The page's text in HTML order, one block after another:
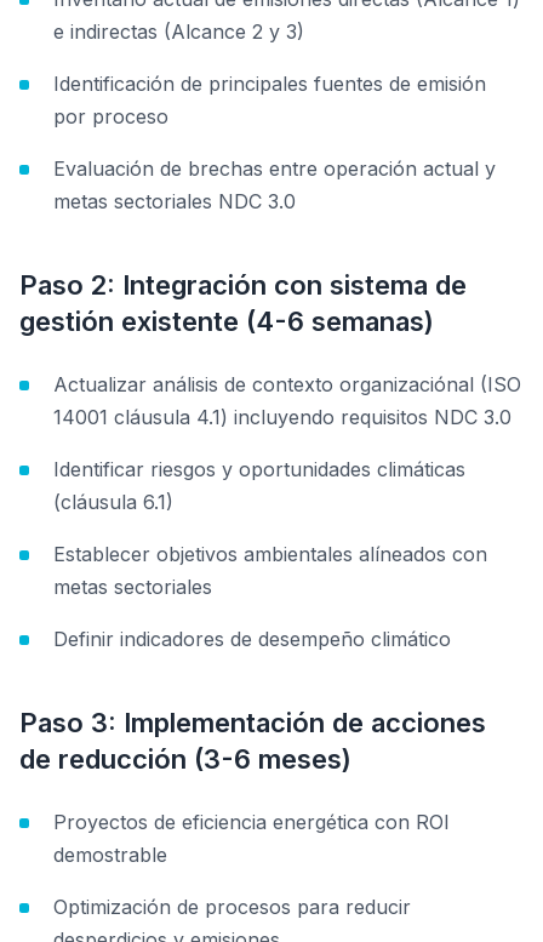
e indirectas (Alcance 2 y 3)
Identificación de principales fuentes de emisión
por proceso
Evaluación de brechas entre operación actual y
metas sectoriales NDC 3.0
Paso 2: Integración con sistema de
gestión existente (4-6 semanas)
Actualizar análisis de contexto organizaciónal (ISO
14001 cláusula 4.1) incluyendo requisitos NDC 3.0
Identificar riesgos y oportunidades climáticas
(cláusula 6.1)
Establecer objetivos ambientales alíneados con
metas sectoriales
Definir indicadores de desempeño climático
Paso 3: Implementación de acciones
de reducción (3-6 meses)
Proyectos de eficiencia energética con ROI
demostrable
Optimización de procesos para reducir